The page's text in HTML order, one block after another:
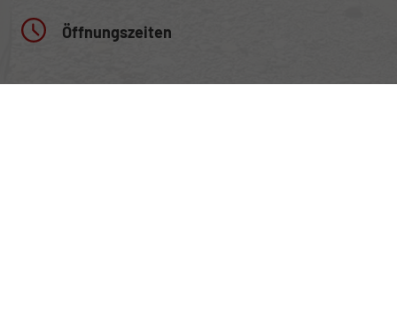
Öffnungszeiten